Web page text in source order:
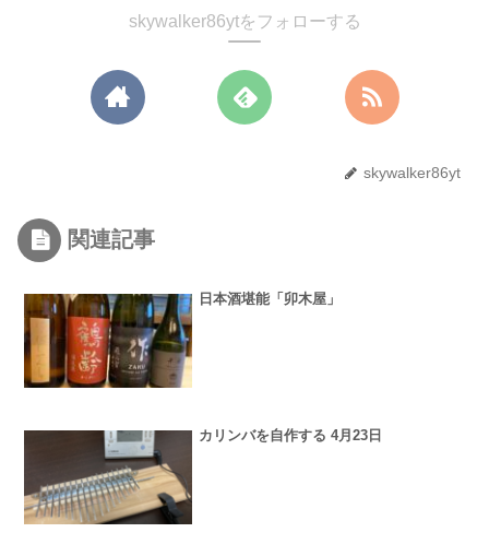
skywalker86ytをフォローする
skywalker86yt
関連記事
日本酒堪能「卯木屋」
カリンバを自作する 4月23日